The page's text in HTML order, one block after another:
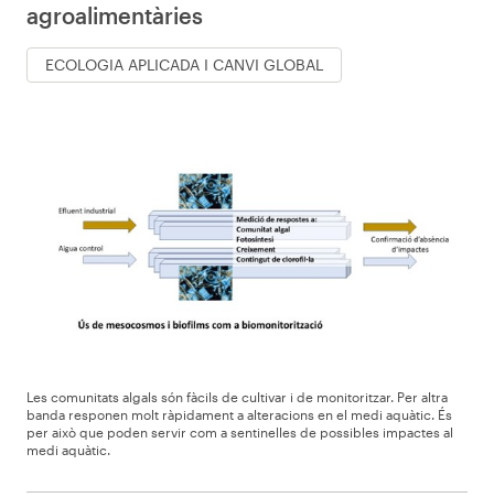
agroalimentàries
ECOLOGIA APLICADA I CANVI GLOBAL
Les comunitats algals són fàcils de cultivar i de monitoritzar. Per altra
banda responen molt ràpidament a alteracions en el medi aquàtic. És
per això que poden servir com a sentinelles de possibles impactes al
medi aquàtic.